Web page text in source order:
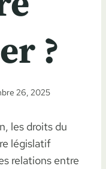
?
26, 2025
les droits du
législatif
relations entre